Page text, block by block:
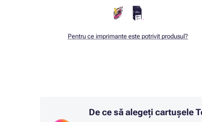
Pentru ce imprimante este potrivit produsul?
De ce să alegeți cartușele